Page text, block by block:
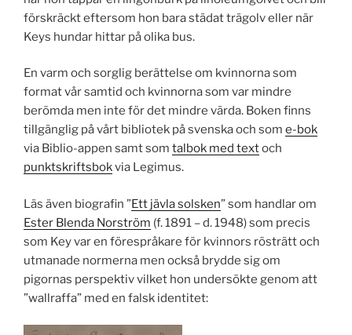
förskräckt eftersom hon bara städat trägolv eller när
Keys hundar hittar på olika bus.
En varm och sorglig berättelse om kvinnorna som
format vår samtid och kvinnorna som var mindre
berömda men inte för det mindre värda. Boken finns
tillgänglig på vårt bibliotek på svenska och som e-bok
via Biblio-appen samt som talbok med textoch
punktskriftsbokvia Legimus.
Läs även biografin ”Ett jävla solsken” som handlar om
Ester Blenda Norström (f. 1891 – d. 1948) som precis
som Key var en förespråkare för kvinnors rösträtt och
utmanade normerna men också brydde sig om
pigornas perspektiv vilket hon undersökte genom att
”wallraffa” med en falsk identitet: